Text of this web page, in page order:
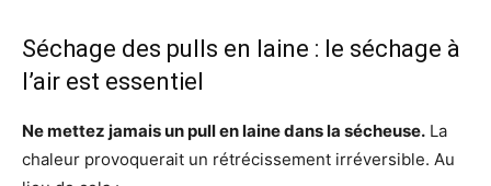
Séchage des pulls en laine : le séchage à
l’air est essentiel
Ne mettez jamais un pull en laine dans la sécheuse. La
chaleur provoquerait un rétrécissement irréversible. Au